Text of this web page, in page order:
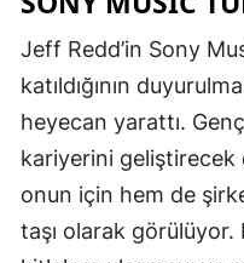
Jeff Redd’in Sony
katıldığının
heyecan yarattı.
kariyerini geliştirecek
onun için hem de
taşı olarak